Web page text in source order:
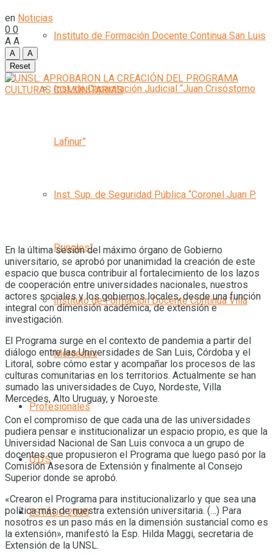
Instituto de Formación Docente Continua San Luis
Inst. de Capacitación Judicial “Juan Crisóstomo
Lafinur”
Inst. Sup. de Seguridad Pública “Coronel Juan P.
Pringles”
Instituto de Formación Docente Continua Villa
Mercedes
Profesionales
O.D.S
ESTADO 2030
en Noticias
0 0
A A
A
A
Reset
En la última sesión del máximo órgano de Gobierno
universitario, se aprobó por unanimidad la creación de este
espacio que busca contribuir al fortalecimiento de los lazos
de cooperación entre universidades nacionales, nuestros
actores sociales y los gobiernos locales, desde una función
integral con dimensión académica, de extensión e
investigación.
El Programa surge en el contexto de pandemia a partir del
diálogo entre las Universidades de San Luis, Córdoba y el
Litoral, sobre cómo estar y acompañar los procesos de las
culturas comunitarias en los territorios. Actualmente se han
sumado las universidades de Cuyo, Nordeste, Villa
Mercedes, Alto Uruguay, y Noroeste.
Con el compromiso de que cada una de las universidades
pudiera pensar e institucionalizar un espacio propio, es que la
Universidad Nacional de San Luis convoca a un grupo de
docentes que propusieron el Programa que luego pasó por la
Comisión Asesora de Extensión y finalmente al Consejo
Superior donde se aprobó.
«Crearon el Programa para institucionalizarlo y que sea una
política más de nuestra extensión universitaria. (…) Para
nosotros es un paso más en la dimensión sustancial como es
la extensión», manifestó la Esp. Hilda Maggi, secretaria de
Extensión de la UNSL.